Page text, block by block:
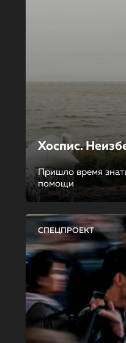
Хоспис.
Пришло время
помощи
СПЕЦПРОЕКТ